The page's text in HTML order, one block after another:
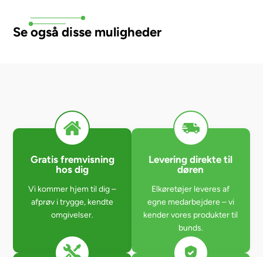
Se også disse muligheder
Gratis fremvisning
hos dig
Vi kommer hjem til dig –
afprøv i trygge, kendte
omgivelser.
Levering direkte til
døren
Elkøretøjer leveres af
egne medarbejdere – vi
kender vores produkter til
bunds.